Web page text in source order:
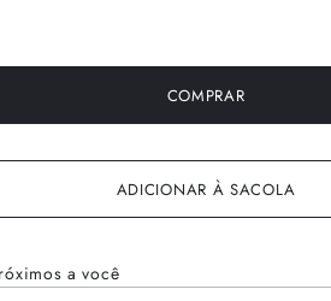
COMPRAR
ADICIONAR À SACOLA
a você